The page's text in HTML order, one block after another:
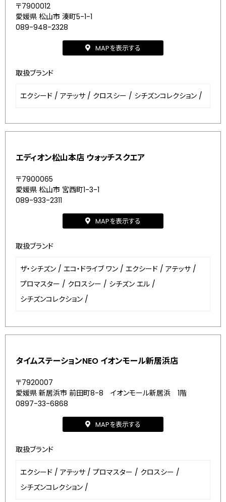
〒7900012
愛媛県 松山市 湊町5-1-1
089-948-2328
MAPを表示する
取扱ブランド
エクシード / アテッサ / クロスシー / シチズンコレクション /
エディオン松山本店 ウォッチスクエア
〒7900065
愛媛県 松山市 宮西町1-3-1
089-933-2311
MAPを表示する
取扱ブランド
ザ・シチズン / エコ・ドライブ ワン / エクシード / アテッサ /
プロマスター / クロスシー / シチズン エル /
シチズンコレクション /
タイムステーションNEO イオンモール新居浜店
〒7920007
愛媛県 新居浜市 前田町8-8 イオンモール新居浜 1階
0897-33-6868
MAPを表示する
取扱ブランド
エクシード / アテッサ / プロマスター / クロスシー /
シチズンコレクション /